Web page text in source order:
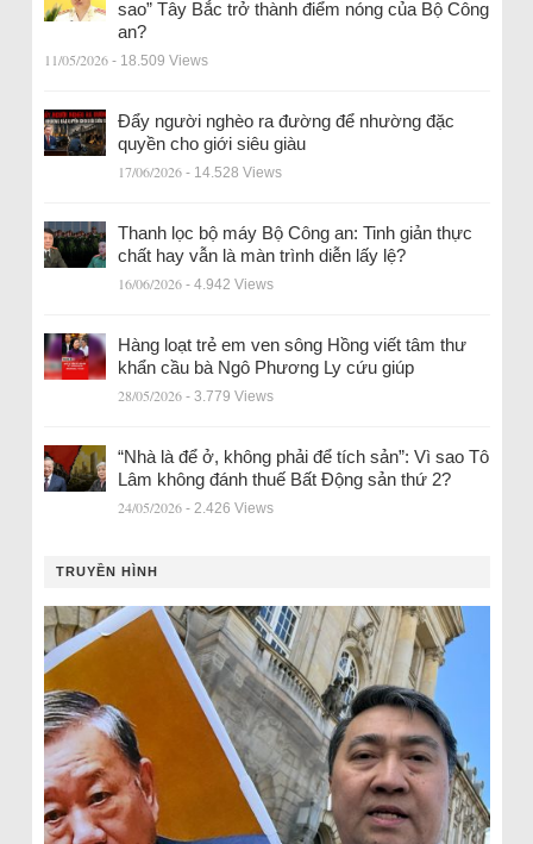
sao” Tây Bắc trở thành điểm nóng của Bộ Công
an?
11/05/2026 - 18.509 Views
Đẩy người nghèo ra đường để nhường đặc
quyền cho giới siêu giàu
17/06/2026 - 14.528 Views
Thanh lọc bộ máy Bộ Công an: Tinh giản thực
chất hay vẫn là màn trình diễn lấy lệ?
16/06/2026 - 4.942 Views
Hàng loạt trẻ em ven sông Hồng viết tâm thư
khẩn cầu bà Ngô Phương Ly cứu giúp
28/05/2026 - 3.779 Views
“Nhà là để ở, không phải để tích sản”: Vì sao Tô
Lâm không đánh thuế Bất Động sản thứ 2?
24/05/2026 - 2.426 Views
TRUYỀN HÌNH